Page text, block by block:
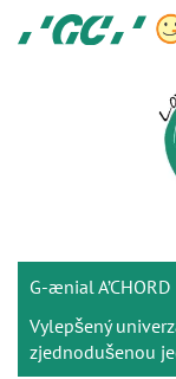
GC
G-ænial A’CHORD
Vylepšený
zjednodušenou